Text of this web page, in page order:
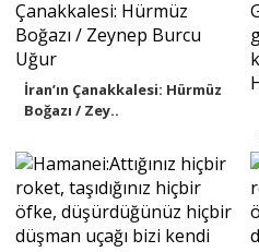
İran’ın Çanakkalesi: Hürmüz
Boğazı / Zey..